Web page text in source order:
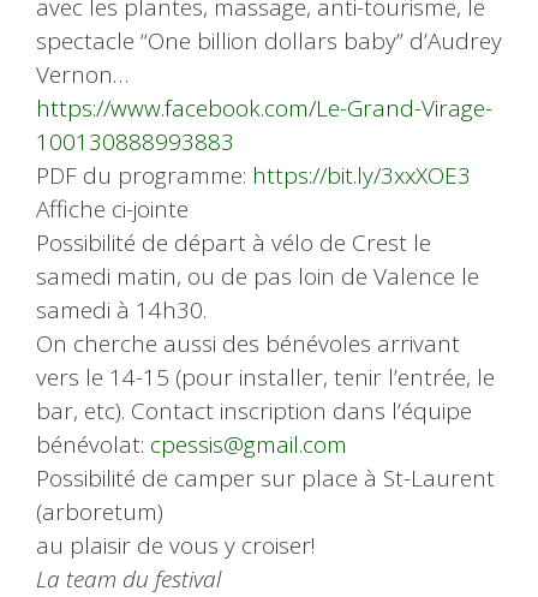
avec les plantes, massage, anti-tourisme, le
spectacle “One billion dollars baby” d’Audrey
Vernon…
https://www.facebook.com/Le-Grand-Virage-
100130888993883
PDF du programme: https://bit.ly/3xxXOE3
Affiche ci-jointe
Possibilité de départ à vélo de Crest le
samedi matin, ou de pas loin de Valence le
samedi à 14h30.
On cherche aussi des bénévoles arrivant
vers le 14-15 (pour installer, tenir l’entrée, le
bar, etc). Contact inscription dans l’équipe
bénévolat: cpessis@gmail.com
Possibilité de camper sur place à St-Laurent
(arboretum)
au plaisir de vous y croiser!
La team du festival